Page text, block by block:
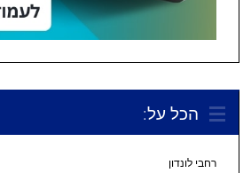
הכל על:
רחבי לונדון